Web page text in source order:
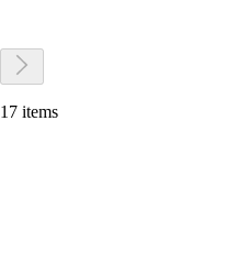
17 items